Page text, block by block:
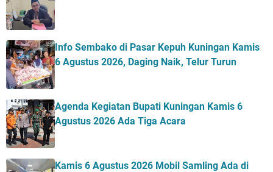
Info Sembako di Pasar Kepuh Kuningan Kamis
6 Agustus 2026, Daging Naik, Telur Turun
Agenda Kegiatan Bupati Kuningan Kamis 6
Agustus 2026 Ada Tiga Acara
Kamis 6 Agustus 2026 Mobil Samling Ada di